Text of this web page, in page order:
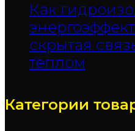
Как
скрытая
теплом
Категории